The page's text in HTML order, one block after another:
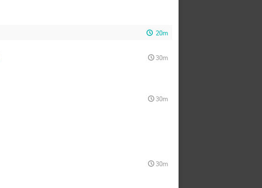
20m
30m
30m
30m